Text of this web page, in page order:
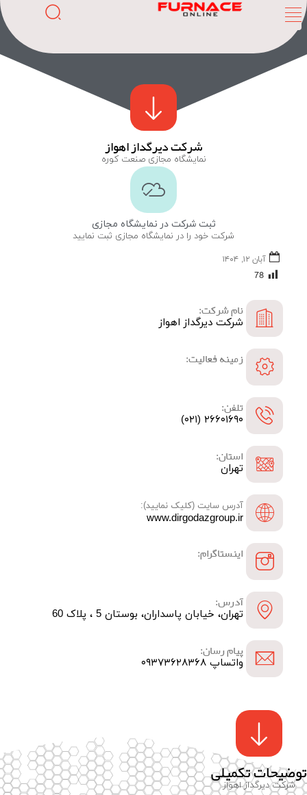
شرکت دیرگداز اهواز
نمایشگاه مجازی صنعت کوره
ثبت شرکت در نمایشگاه مجازی
شرکت خود را در نمایشگاه مجازی ثبت نمایید
آبان ۱۲, ۱۴۰۴
78
نام شرکت:
شرکت دیرگداز اهواز
زمینه فعالیت:
تلفن:
۲۶۶۰۱۶۹۰ (۰۲۱)
استان:
تهران
آدرس سایت (کلیک نمایید):
www.dirgodazgroup.ir
اینستاگرام:
آدرس:
تهران، خیابان پاسداران، بوستان 5 ، پلاک 60
پیام رسان:
واتساپ ۰۹۳۷۳۶۲۸۳۶۸
توضیحات تکمیلی
شرکت دیرگداز اهواز